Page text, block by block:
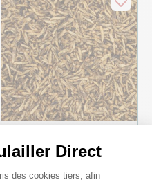
Direct
du
des cookies tiers, afin
Larves de mouche soldat
basse-cour Nutriworms